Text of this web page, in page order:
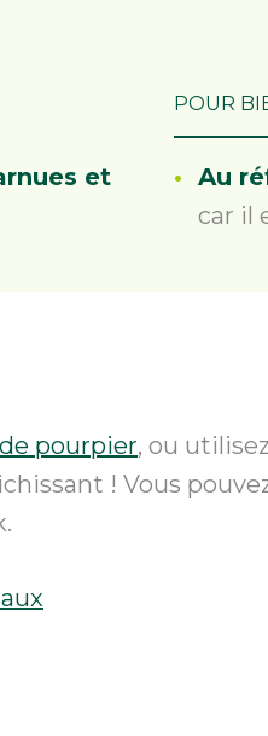
et
POUR
Au
car il
pourpier, ou
! Vous